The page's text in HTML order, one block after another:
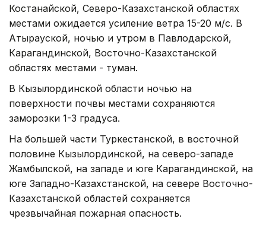
Костанайской, Северо-Казахстанской областях
местами ожидается усиление ветра 15-20 м/с. В
Атырауской, ночью и утром в Павлодарской,
Карагандинской, Восточно-Казахстанской
областях местами - туман.
В Кызылординской области ночью на
поверхности почвы местами сохраняются
заморозки 1-3 градуса.
На большей части Туркестанской, в восточной
половине Кызылординской, на северо-западе
Жамбылской, на западе и юге Карагандинской, на
юге Западно-Казахстанской, на севере Восточно-
Казахстанской областей сохраняется
чрезвычайная пожарная опасность.